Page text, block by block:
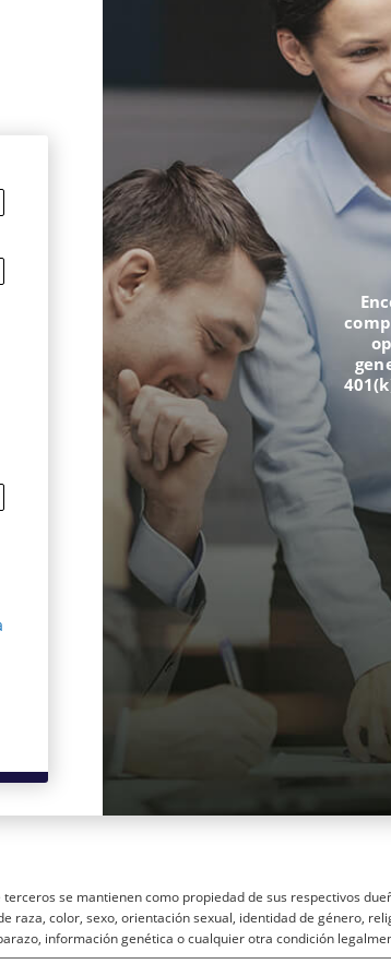
se mantienen como propiedad de sus respectivos
raza, color, sexo, orientación sexual, identidad de género,
información genética o cualquier otra condición